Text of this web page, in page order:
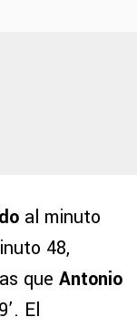
al minuto
48,
que Antonio
El